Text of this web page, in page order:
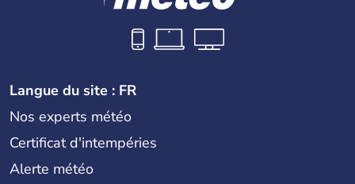
Langue du site : FR
Nos experts météo
Certificat d'intempéries
Alerte météo